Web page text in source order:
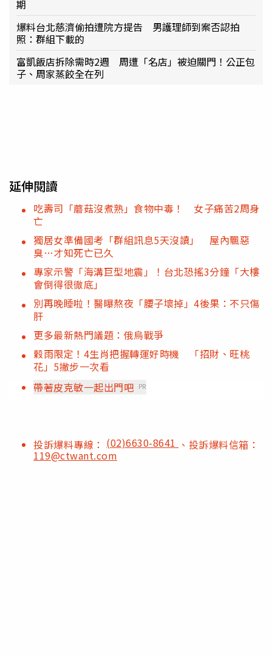
期
爆料台北慈濟偷拍遭院方提告 男護理師到案否認拍
照：群組下載的
富凱飯店拆除需時2週 周遭「名店」被迫關門！公正包
子、周家蒸餃全在列
延伸閱讀
吃壽司「蘑菇沒煮熟」食物中毒！ 女子痛苦2周身
亡
獨居女準備國考「群組訊息5天沒讀」 屋內飄惡
臭…才知死亡已久
專家示警「海溝巨型地震」！台北恐搖3分鐘「大樓
會倒得很徹底」
別再晚睡啦！醫曝熬夜「腰子壞掉」4後果：不只傷
肝
更多最新熱門議題：俄烏戰爭
穀雨限定！4生肖把握轉運好時機 「招財、旺桃
花」5撇步一次看
帶著皮克敏一起出門吧 PR
投訴爆料專線： (02)6630-8641 、投訴爆料信箱：
119@ctwant.com